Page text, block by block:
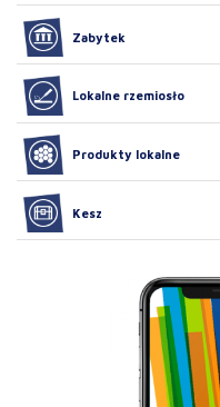
Zabytek
Lokalne rzemiosło
Produkty lokalne
Kesz